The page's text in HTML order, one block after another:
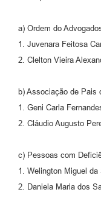
a) Ordem do
1. Juvenara Feitosa
2. Clelton Vieira
b) Associação de Pais
1. Geni Carla
2. Cláudio Augusto
c) Pessoas com
1. Welington Miguel da
2. Daniela Maria dos